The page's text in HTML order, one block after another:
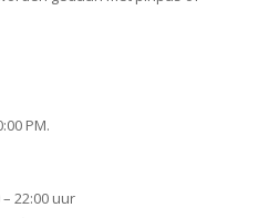
PM.
22:00 uur